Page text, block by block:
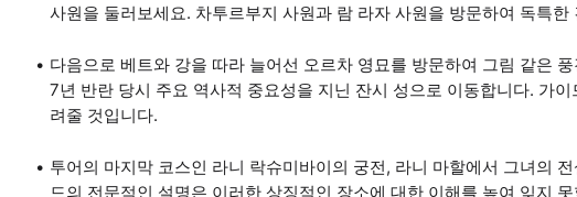
사원을 둘러보세요. 차투르부지 사원과 람 라자 사원을 방문하여 독특한
다음으로 베트와 강을 따라 늘어선 오르차 영묘를 방문하여 그림 같은
7년 반란 당시 주요 역사적 중요성을 지닌 잔시 성으로 이동합니다. 가
려줄 것입니다.
투어의 마지막 코스인 라니 락슈미바이의 궁전, 라니 마할에서 그녀의
드의 전문적인 설명은 이러한 상징적인 장소에 대한 이해를 높여 잊지